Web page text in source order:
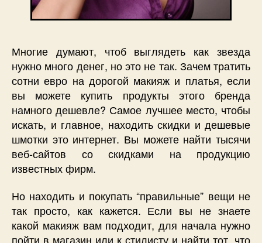
Многие думают, чтоб выглядеть как звезда
нужно много денег, но это не так. Зачем тратить
сотни евро на дорогой макияж и платья, если
вы можете купить продукты этого бренда
намного дешевле? Самое лучшее место, чтобы
искать, и главное, находить скидки и дешевые
шмотки это интернет. Вы можете найти тысячи
веб-сайтов со скидками на продукцию
известных фирм.
Но находить и покупать “правильные” вещи не
так просто, как кажется. Если вы не знаете
какой макияж вам подходит, для начала нужно
пойти в магазин или к стилисту и найти тот, что